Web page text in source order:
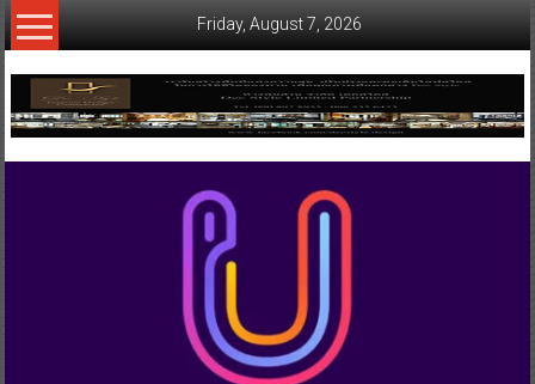
Skip
to
Friday, August 7, 2026
www.ujunctionnews.com
เว็บ
ข่าว